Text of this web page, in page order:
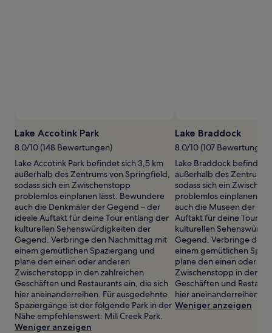
zusätzliche
Bedingungen
gelten.
Lake Accotink Park
8.0/10 (148 Bewertungen)
Lake Accotink Park befindet sich 3,5 km
außerhalb des Zentrums von Springfield,
sodass sich ein Zwischenstopp
problemlos einplanen lässt. Bewundere
auch die Denkmäler der Gegend – der
ideale Auftakt für deine Tour entlang der
kulturellen Sehenswürdigkeiten der
Gegend. Verbringe den Nachmittag mit
einem gemütlichen Spaziergang und
plane den einen oder anderen
Zwischenstopp in den zahlreichen
Geschäften und Restaurants ein, die sich
hier aneinanderreihen. Für ausgedehnte
Spaziergänge ist der folgende Park in der
Nähe empfehlenswert: Mill Creek Park.
Weniger anzeigen
Lake Braddock
8.0/10 (107 Bewertungen)
Lake Braddock befindet
außerhalb des Zentrums
sodass sich ein
problemlos einplanen
auch die Museen der
Auftakt für deine Tour
kulturellen
Gegend. Verbringe den
einem gemütlichen
plane den einen oder
Zwischenstopp in den
Geschäften und
hier aneinanderreihen.
Weniger anzeigen